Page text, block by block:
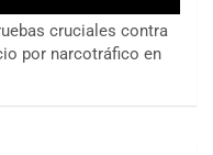
cruciales contra
por narcotráfico en